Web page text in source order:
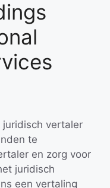
juridisch vertaler
te
en zorg voor
juridisch
een vertaling